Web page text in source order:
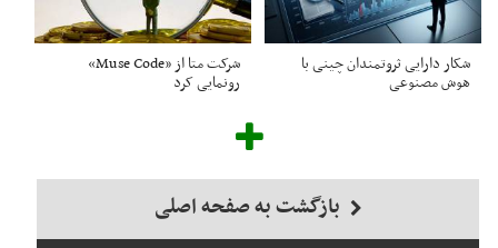
شکار دارایی ثروتمندان چینی با
هوش مصنوعی
شرکت متا از «Muse Code»
رونمایی کرد
بازگشت به صفحه اصلی